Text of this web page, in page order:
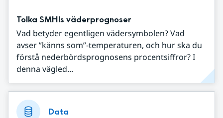
Tolka SMHIs väderprognoser
Vad betyder egentligen vädersymbolen? Vad
avser ”känns som”-temperaturen, och hur ska du
förstå nederbördsprognosens procentsiffror? I
denna vägled...
Data